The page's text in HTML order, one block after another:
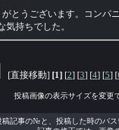
とうございます。コンパ
気持ちでした。
[直接移動] [1] [2] [3] [4] [5] [
投稿画像の表示サイズを変更
稿記事の№と、投稿した時のパ